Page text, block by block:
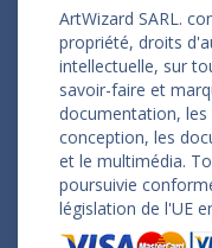
ArtWizard SARL.
propriété, droits
intellectuelle, sur
savoir-faire et
documentation, les
conception, les
et le multimédia.
poursuivie
législation de l'UE